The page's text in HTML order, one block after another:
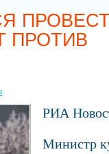
ПРОТИВ
РИА
Министр